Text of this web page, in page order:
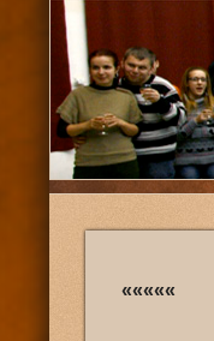
«««««